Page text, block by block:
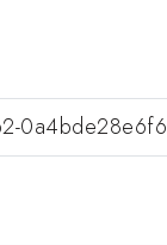
0a4bde28e6f6